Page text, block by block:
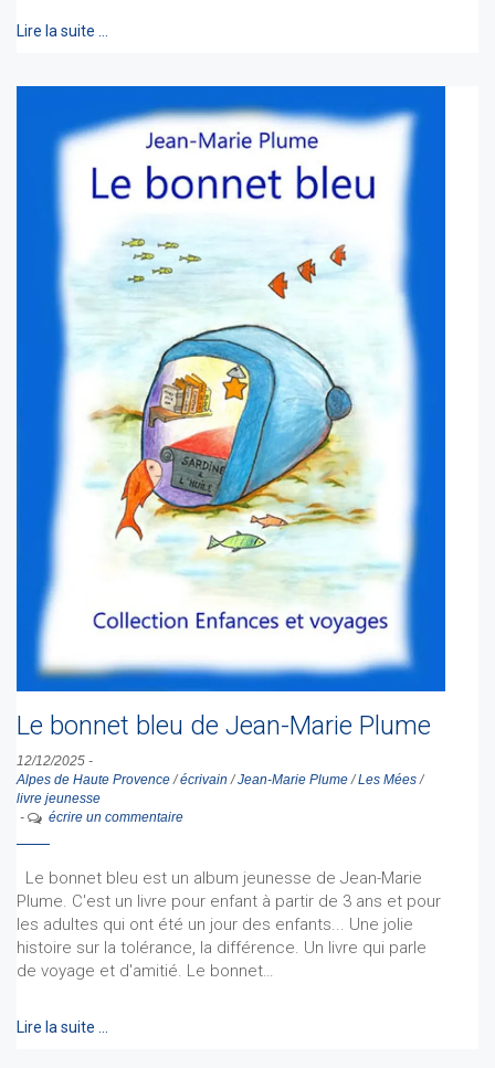
Lire la suite …
Le bonnet bleu de Jean-Marie Plume
12/12/2025 -
Alpes de Haute Provence/écrivain /Jean-Marie Plume/Les Mées/
livre jeunesse
-
écrire un commentaire
Le bonnet bleu est un album jeunesse de Jean-Marie
Plume. C'est un livre pour enfant à partir de 3 ans et pour
les adultes qui ont été un jour des enfants... Une jolie
histoire sur la tolérance, la différence. Un livre qui parle
de voyage et d'amitié. Le bonnet…
Lire la suite …